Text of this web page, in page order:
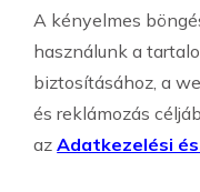
A kényelmes
használunk a
biztosításához, a
és reklámozás
azAdatkezelési